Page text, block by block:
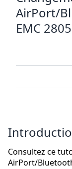
AirPort/
EMC 2805
Consultez ce
AirPort/